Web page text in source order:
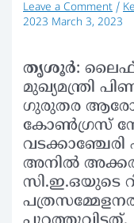
Leave a Comment /
2023 March 3, 2023
തൃശൂര്‍: ലൈഫ്
മുഖ്യമന്ത്രി
ഗുരുതര
കോണ്‍ഗ്രസ്
അനില്‍
സി.ഇ.ഒയുടെ